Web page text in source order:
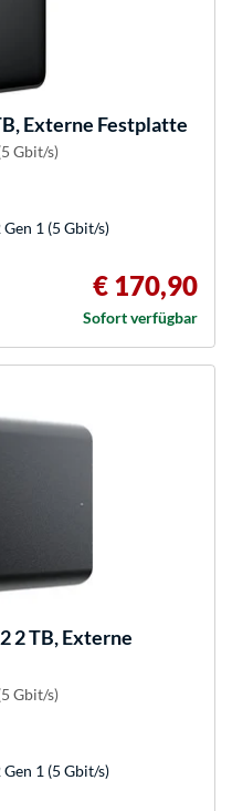
Externe Festplatte
Gbit/s)
1 (5 Gbit/s)
€ 170,90
Sofort verfügbar
2 TB, Externe
Gbit/s)
1 (5 Gbit/s)